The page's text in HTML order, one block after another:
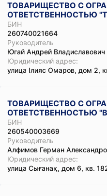
ТОВАРИЩЕСТВО С
ОТВЕТСТВЕННОСТЬЮ
БИН
260740021664
Руководитель
Югай Андрей Владиславович
Юридический адрес:
улица Ілияс Омаров, дом 2,
ТОВАРИЩЕСТВО С
ОТВЕТСТВЕННОСТЬЮ
БИН
260540003669
Руководитель
Алфимов Герман
Юридический адрес:
улица Сығанақ, дом 6, кв.